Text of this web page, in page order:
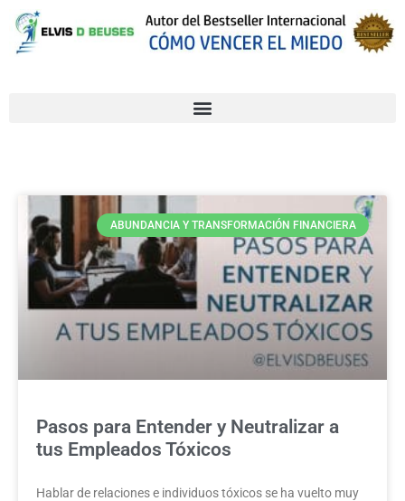
ABUNDANCIA Y TRANSFORMACIÓN FINANCIERA
Pasos para Entender y Neutralizar a
tus Empleados Tóxicos
Hablar de relaciones e individuos tóxicos se ha vuelto muy